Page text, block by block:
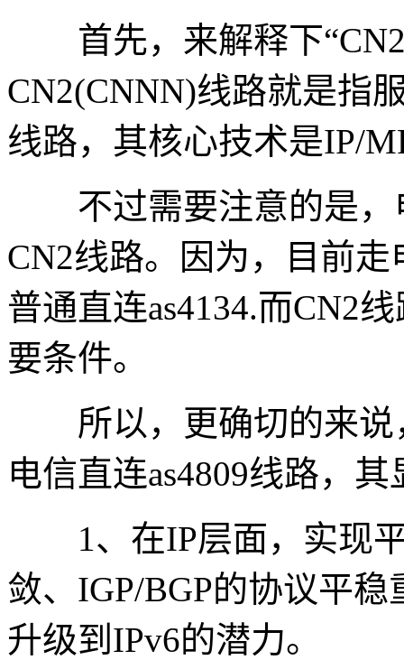
首先，来解释下“CN2
CN2(CNNN)线路就是指
线路，其核心技术是IP/
不过需要注意的是，
CN2线路。因为，目前
普通直连as4134.而CN2
要条件。
所以，更确切的来说
电信直连as4809线路，
1、在IP层面，实现平
敛、IGP/BGP的协议平
升级到IPv6的潜力。